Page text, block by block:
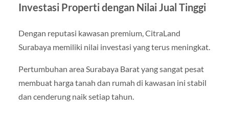
Investasi Properti dengan Nilai Jual Tinggi
Dengan reputasi kawasan premium, CitraLand
Surabaya memiliki nilai investasi yang terus meningkat.
Pertumbuhan area Surabaya Barat yang sangat pesat
membuat harga tanah dan rumah di kawasan ini stabil
dan cenderung naik setiap tahun.